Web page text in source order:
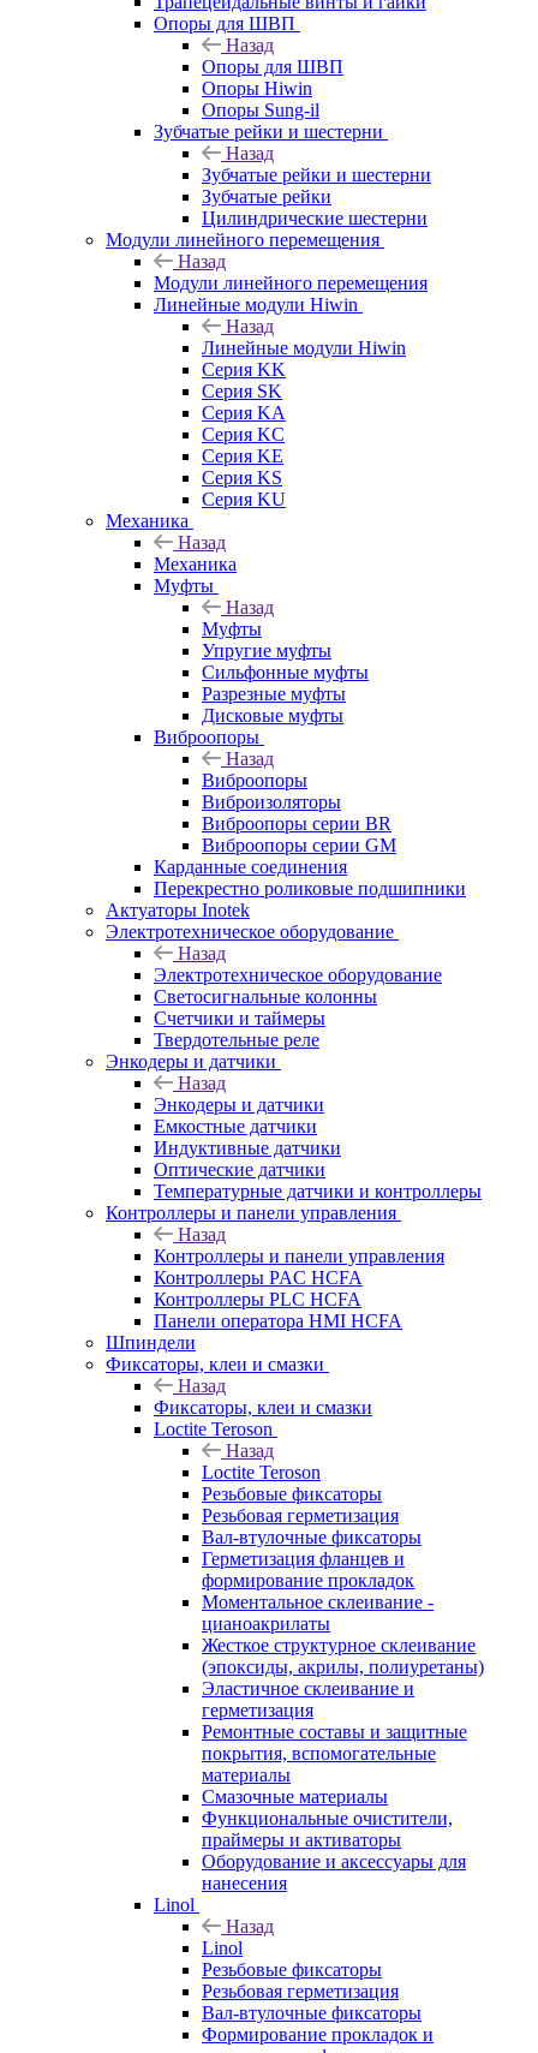
Опоры для ШВП
Назад
Опоры для ШВП
Опоры Hiwin
Опоры Sung-il
Зубчатые рейки и шестерни
Назад
Зубчатые рейки и шестерни
Зубчатые рейки
Цилиндрические шестерни
Модули линейного перемещения
Назад
Модули линейного перемещения
Линейные модули Hiwin
Назад
Линейные модули Hiwin
Серия KK
Серия SK
Серия KA
Серия KC
Серия KE
Серия KS
Серия KU
Механика
Назад
Механика
Муфты
Назад
Муфты
Упругие муфты
Сильфонные муфты
Разрезные муфты
Дисковые муфты
Виброопоры
Назад
Виброопоры
Виброизоляторы
Виброопоры серии BR
Виброопоры серии GM
Карданные соединения
Перекрестно роликовые подшипники
Актуаторы Inotek
Электротехническое оборудование
Назад
Электротехническое оборудование
Светосигнальные колонны
Счетчики и таймеры
Твердотельные реле
Энкодеры и датчики
Назад
Энкодеры и датчики
Емкостные датчики
Индуктивные датчики
Оптические датчики
Температурные датчики и контроллеры
Контроллеры и панели управления
Назад
Контроллеры и панели управления
Контроллеры PAC HCFA
Контроллеры PLC HCFA
Панели оператора HMI HCFA
Шпиндели
Фиксаторы, клеи и смазки
Назад
Фиксаторы, клеи и смазки
Loctite Teroson
Назад
Loctite Teroson
Резьбовые фиксаторы
Резьбовая герметизация
Вал-втулочные фиксаторы
Герметизация фланцев и
формирование прокладок
Моментальное склеивание -
цианоакрилаты
Жесткое структурное склеивание
(эпоксиды, акрилы, полиуретаны)
Эластичное склеивание и
герметизация
Ремонтные составы и защитные
покрытия, вспомогательные
материалы
Смазочные материалы
Функциональные очистители,
праймеры и активаторы
Оборудование и аксессуары для
нанесения
Linol
Назад
Linol
Резьбовые фиксаторы
Резьбовая герметизация
Вал-втулочные фиксаторы
Формирование прокладок и